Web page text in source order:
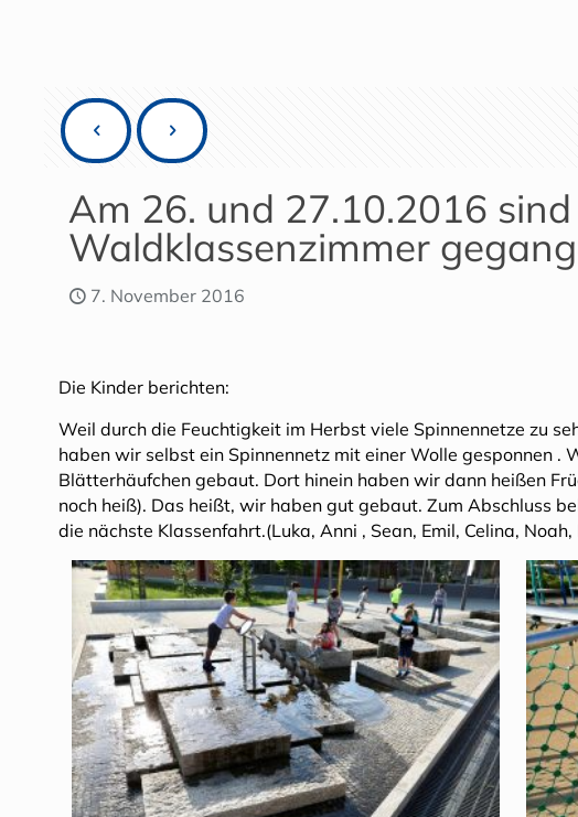
Am 26. und 27.10.2016
Waldklassenzimmer
7. November 2016
Die Kinder berichten:
Weil durch die Feuchtigkeit im Herbst viele Spinnennetze zu
haben wir selbst ein Spinnennetz mit einer Wolle gesponnen
Blätterhäufchen gebaut. Dort hinein haben wir dann heißen
noch heiß). Das heißt, wir haben gut gebaut. Zum Abschluss
die nächste Klassenfahrt.(Luka, Anni , Sean, Emil, Celina,